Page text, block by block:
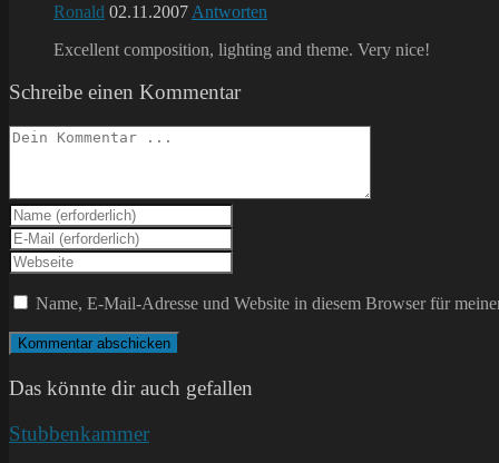
Ronald 02.11.2007 Antworten
Excellent composition, lighting and theme. Very nice!
Schreibe einen Kommentar
Kommentieren
Gib
deinen
Namen
oder
Benutzernamen
zum
Kommentieren
ein
Gib
deine
E-
Mail-
Adresse
zum
Kommentieren
Gib
deine
Website-
ein
(optional)
Name, E-Mail-Adresse und Website in diesem Browser für
Das könnte dir auch gefallen
Stubbenkammer